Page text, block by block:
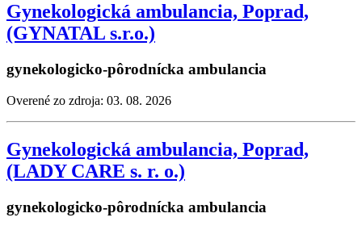
Gynekologická ambulancia, Poprad,
(GYNATAL s.r.o.)
gynekologicko-pôrodnícka ambulancia
Overené zo zdroja: 03. 08. 2026
Gynekologická ambulancia, Poprad,
(LADY CARE s. r. o.)
gynekologicko-pôrodnícka ambulancia